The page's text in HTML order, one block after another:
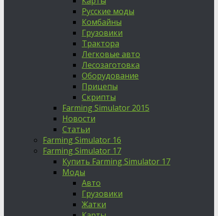
Русские моды
Комбайны
Грузовики
Трактора
Легковые авто
Лесозаготовка
Оборудование
Прицепы
Скрипты
Farming Simulator 2015
Новости
Статьи
Farming Simulator 16
Farming Simulator 17
Купить Farming Simulator 17
Моды
Авто
Грузовики
Жатки